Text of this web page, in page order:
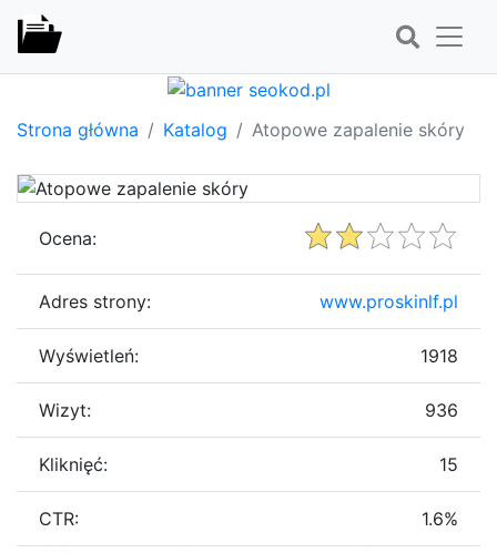
Strona główna Katalog Atopowe zapalenie skóry
Ocena:
Adres strony: www.proskinlf.pl
Wyświetleń: 1918
Wizyt: 936
Kliknięć: 15
CTR: 1.6%